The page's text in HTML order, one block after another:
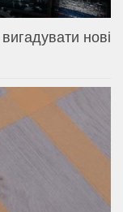
нові